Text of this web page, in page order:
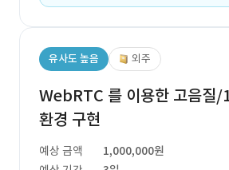
유사도 높음 외주
WebRTC 를 이용한 고음질
환경 구현
예상 금액
1,000,000원